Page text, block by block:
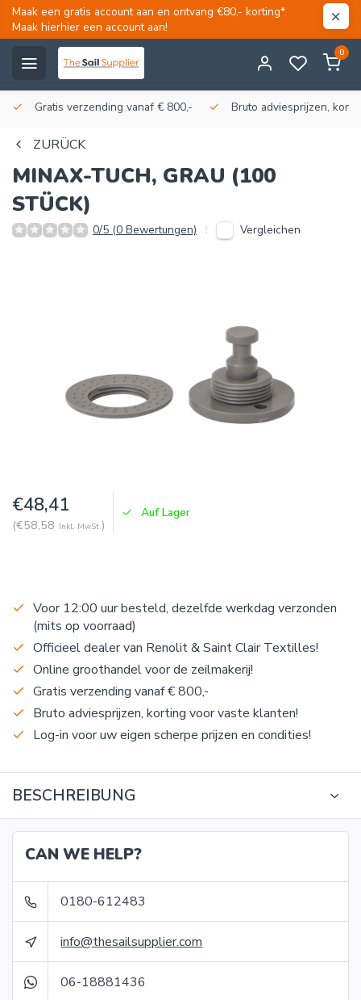
Maak een gratis account aan en ontvang €80,- korting*.
Maak hierhier een account aan!
0
Gratis verzending vanaf € 800,- Bruto adviesprijzen,
ZURÜCK
MINAX-TUCH, GRAU (100
STÜCK)
0/5 (0 Bewertungen) Vergleichen
€48,41
(€58,58 Inkl. MwSt.)
Auf Lager
Voor 12:00 uur besteld, dezelfde werkdag verzonden
(mits op voorraad)
Officieel dealer van Renolit & Saint Clair Textilles!
Online groothandel voor de zeilmakerij!
Gratis verzending vanaf € 800,-
Bruto adviesprijzen, korting voor vaste klanten!
Log-in voor uw eigen scherpe prijzen en condities!
BESCHREIBUNG
CAN WE HELP?
0180-612483
info@thesailsupplier.com
06-18881436